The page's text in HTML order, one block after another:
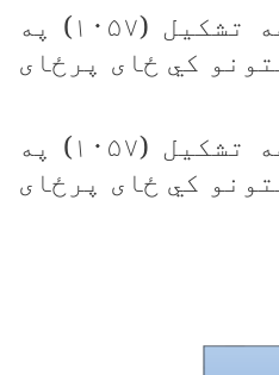
د ښاروالي مجموعه تشکیل (۱۰۵۷) په
کي ځای پرځای
د ښاروالي مجموعه تشکیل (۱۰۵۷) په
کي ځای پرځای